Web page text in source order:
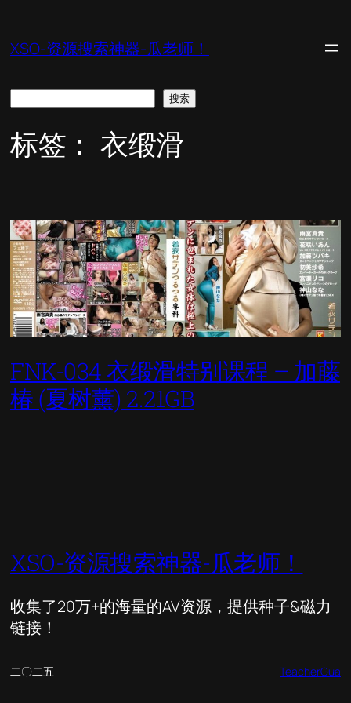
内
XSO-资源搜索神器-瓜老师！
搜索
标签： 衣缎滑
FNK-034 衣缎滑特别课程 – 加藤
椿 (夏树薰) 2.21GB
XSO-资源搜索神器-瓜老师！
收集了20万+的海量的AV资源，提供种子&磁力
链接！
二〇二五 TeacherGua